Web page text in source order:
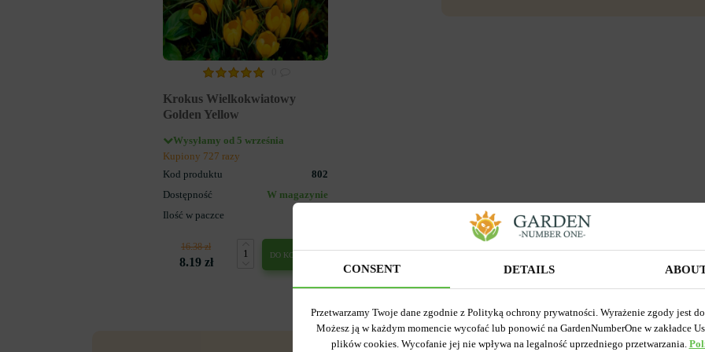
Krokus Wielkokwiatowy
Golden Yellow
Wysyłamy od 5 września
Kupiony 727 razy
Kod produktu
802
Dostępność
W magazynie
Ilość w paczce
16.38 zł
8.19 zł
DO KOSZYKA
CONSENT DETAILS
Przetwarzamy Twoje dane zgodnie z Polityką ochrony prywatności. Wyrażenie zgody jest
Możesz ją w każdym momencie wycofać lub ponowić na GardenNumberOne w zakładce
plików cookies. Wycofanie jej nie wpływa na legalność uprzedniego przetwarzania.